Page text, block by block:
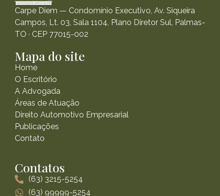
Carpe Diem — Condomínio Executivo, Av. Siqueira
Campos, Lt. 03, Sala 1104, Plano Diretor Sul, Palmas-
TO · CEP 77015-002
Mapa do site
Home
O Escritório
A Advogada
Áreas de Atuação
Direito Automotivo Empresarial
Publicações
Contato
Contatos
(63) 3215-5254
(63) 99999-5254